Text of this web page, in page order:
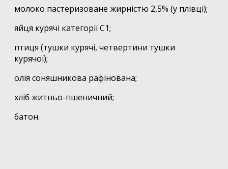
молоко пастеризоване жирністю 2,5% (у плівці);
яйця курячі категорії С1;
птиця (тушки курячі, четвертини тушки
курячої);
олія соняшникова рафінована;
хліб житньо-пшеничний;
батон.